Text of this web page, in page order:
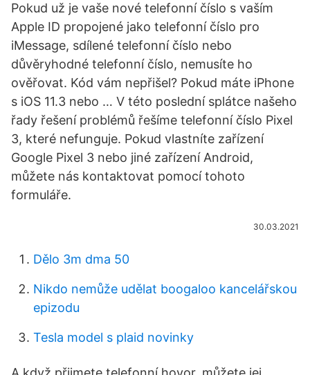
Pokud už je vaše nové telefonní číslo s vaším
Apple ID propojené jako telefonní číslo pro
iMessage, sdílené telefonní číslo nebo
důvěryhodné telefonní číslo, nemusíte ho
ověřovat. Kód vám nepřišel? Pokud máte iPhone
s iOS 11.3 nebo … V této poslední splátce našeho
řady řešení problémů řešíme telefonní číslo Pixel
3, které nefunguje. Pokud vlastníte zařízení
Google Pixel 3 nebo jiné zařízení Android,
můžete nás kontaktovat pomocí tohoto
formuláře.
30.03.2021
Dělo 3m dma 50
Nikdo nemůže udělat boogaloo kancelářskou
epizodu
Tesla model s plaid novinky